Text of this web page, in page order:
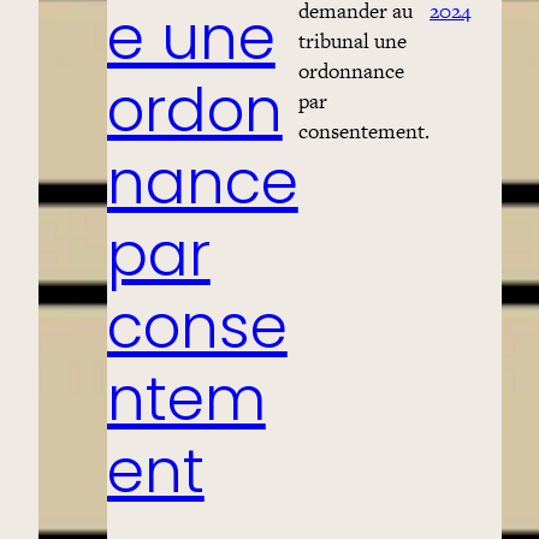
e une
ordon
nance
par
conse
ntem
ent
demander au
tribunal une
ordonnance
par
consentement.
2024